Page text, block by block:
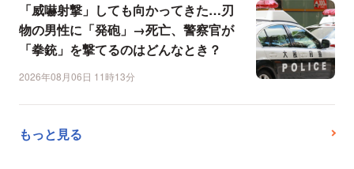
「威嚇射撃」しても向かってきた…刃
物の男性に「発砲」→死亡、警察官が
「拳銃」を撃てるのはどんなとき？
2026年08月06日 11時13分
もっと見る